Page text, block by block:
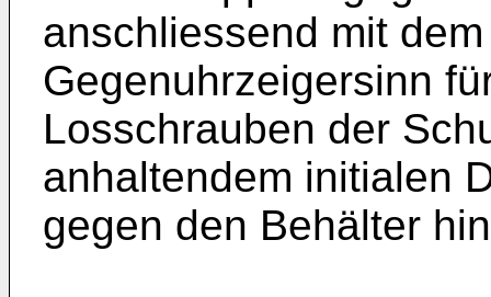
anschliessend mit
Gegenuhrzeigersinn
Losschrauben der
anhaltendem initialen
gegen den Behälter